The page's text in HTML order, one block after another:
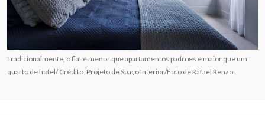
Tradicionalmente, o flat é menor que apartamentos padrões e maior que um
quarto de hotel/ Crédito: Projeto de Spaço Interior/Foto de Rafael Renzo